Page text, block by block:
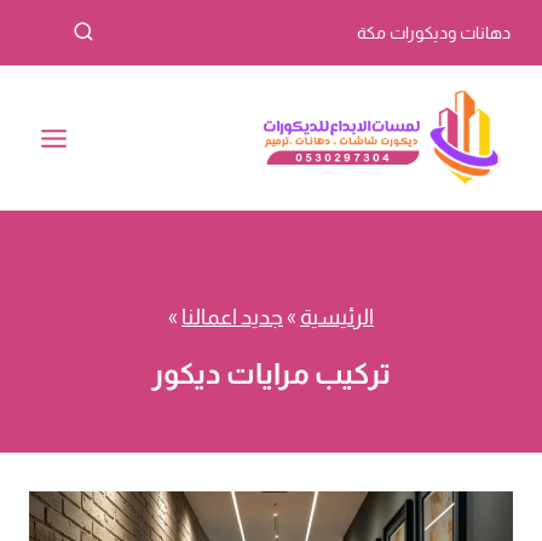
المحتوى
دهانات وديكورات مكة
الرئيسية » جديد اعمالنا »
تركيب مرايات ديكور